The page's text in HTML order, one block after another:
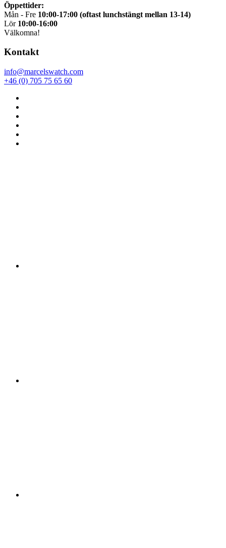
Öppettider:
Mån - Fre 10:00-17:00 (oftast lunchstängt mellan 13-14)
Lör 10:00-16:00
Välkomna!
Kontakt
info@marcelswatch.com
+46 (0) 705 75 65 60